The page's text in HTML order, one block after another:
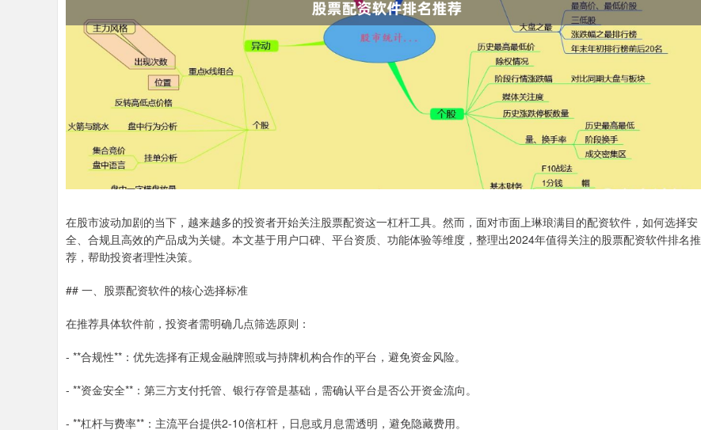
在股市波动加剧的当下，越来越多的投资者开始关注股票配资这一杠杆工具。然而，面对市面上琳琅满目的配资软件，如何选择安
全、合规且高效的产品成为关键。本文基于用户口碑、平台资质、功能体验等维度，整理出2024年值得关注的股票配资软件排名推
荐，帮助投资者理性决策。
## 一、股票配资软件的核心选择标准
在推荐具体软件前，投资者需明确几点筛选原则：
- **合规性**：优先选择有正规金融牌照或与持牌机构合作的平台，避免资金风险。
- **资金安全**：第三方支付托管、银行存管是基础，需确认平台是否公开资金流向。
- **杠杆与费率**：主流平台提供2-10倍杠杆，日息或月息需透明，避免隐藏费用。